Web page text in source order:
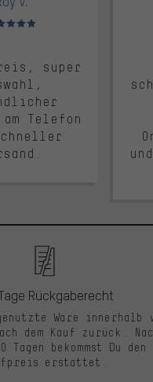
5 von 5
super
Telefon
Rückgaberecht
Ware innerhalb
dem Kauf zurück.
Tagen bekommst Du den
erstattet.